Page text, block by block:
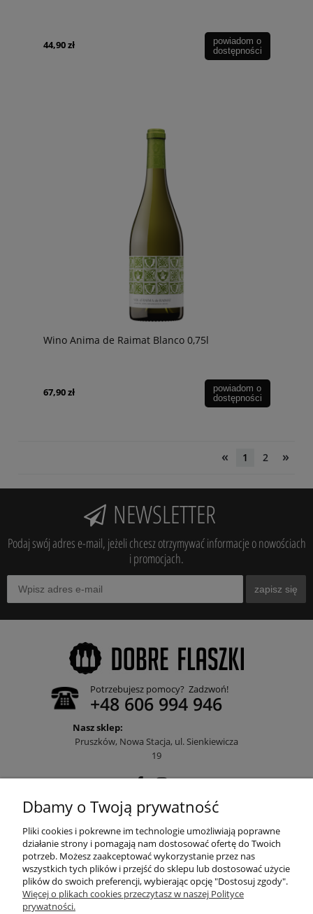
44,90 zł
powiadom o
dostępności
Wino Anima de Raimat Blanco 0,75l
67,90 zł
powiadom o
dostępności
« 1 2 »
NEWSLETTER
Podaj swój adres e-mail, jeżeli chcesz otrzymywać informacje o nowościach
i promocjach.
zapisz się
Potrzebujesz pomocy? Zadzwoń!
+48 606 994 946
Nasz sklep:
Pruszków, Nowa Stacja, ul. Sienkiewicza
19
POMOC
MOJE KONTO
Dbamy o Twoją prywatność
Pliki cookies i pokrewne im technologie umożliwiają poprawne
działanie strony i pomagają nam dostosować ofertę do Twoich
potrzeb. Możesz zaakceptować wykorzystanie przez nas
wszystkich tych plików i przejść do sklepu lub dostosować użycie
plików do swoich preferencji, wybierając opcję "Dostosuj zgody".
Więcej o plikach cookies przeczytasz w naszej Polityce
prywatności.